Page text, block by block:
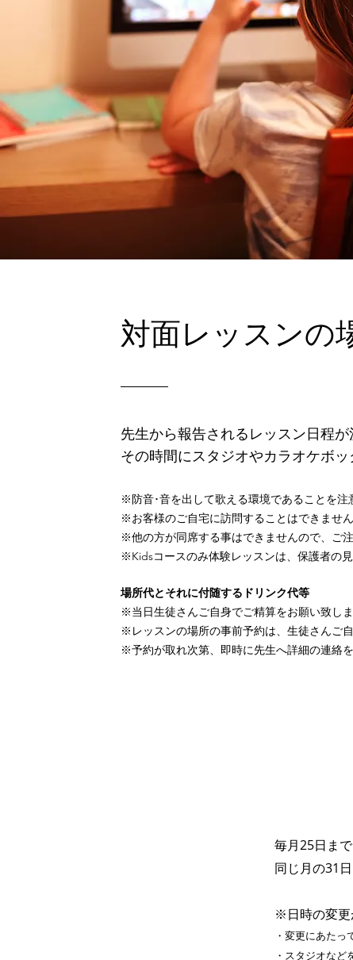
対面レッスンの
先生から報告されるレッスン日程が
その時間にスタジオやカラオケボッ
※防音･音を出して歌える環境であることを注
※お客様のご自宅に訪問することはできません
※他の方が同席する事はできませんので、ご注
※Kidsコースのみ体験レッスンは、保護者の見
場所代とそれに付随するドリンク代等
※当日生徒さんご自身でご精算をお願い致しま
※レッスンの場所の事前予約は、生徒さんご自
※予約が取れ次第、即時に先生へ詳細の連絡を
毎月25日ま
同じ月の31
※日時の変更
・変更にあたっ
・スタジオなど